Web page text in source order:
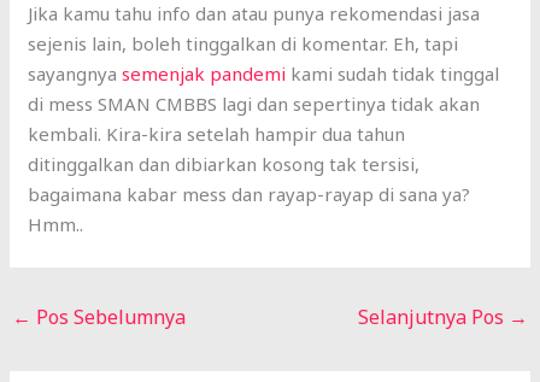
Jika kamu tahu info dan atau punya rekomendasi jasa
sejenis lain, boleh tinggalkan di komentar. Eh, tapi
sayangnyasemenjak pandemi kami sudah tidak tinggal
di mess SMAN CMBBS lagi dan sepertinya tidak akan
kembali. Kira-kira setelah hampir dua tahun
ditinggalkan dan dibiarkan kosong tak tersisi,
bagaimana kabar mess dan rayap-rayap di sana ya?
Hmm..
← Pos Sebelumnya Selanjutnya Pos →